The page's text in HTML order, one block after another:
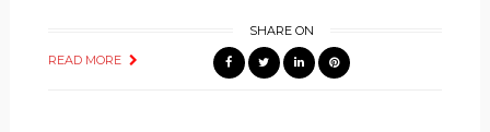
READ MORE
SHARE ON